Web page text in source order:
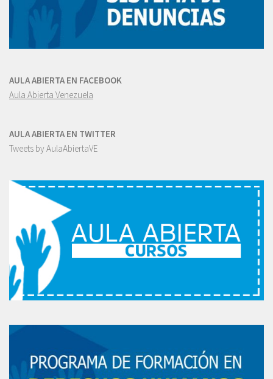
AULA ABIERTA EN FACEBOOK
Aula Abierta Venezuela
AULA ABIERTA EN TWITTER
Tweets by AulaAbiertaVE